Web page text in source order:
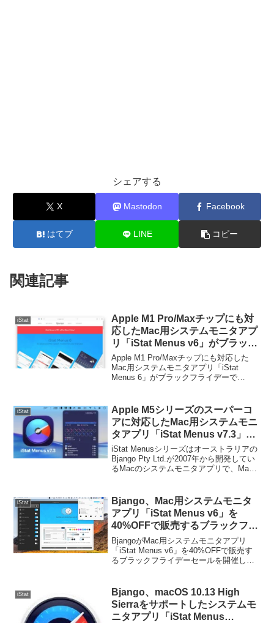
シェアする
X Mastodon Facebook
はてブ LINE コピー
関連記事
iStat
Apple M1 Pro/Maxチップにも対
応したMac用システムモニタアプ
リ「iStat Menus v6」がブラック
フライデーで75%OFFセール中。
Apple M1 Pro/Maxチップにも対応した
Mac用システムモニタアプリ「iStat
Menus 6」がブラックフライデーで
iStat
Apple M5シリーズのスーパーコ
アに対応したMac用システムモニ
タアプリ「iStat Menus v7.3」が
リリース。
iStat Menusシリーズはオーストラリアの
Bjango Pty Ltd.が2007年から開発してい
るMacのシステムモニタアプリで、Mac
が、このiStat Menusが最新の「iStat
Menus v7.3」でApple M5シリーズのスー
パーコアに対応しています。
iStat
Bjango、Mac用システムモニタ
アプリ「iStat Menus v6」を
40%OFFで販売するブラックフラ
イデーセールを開催。
BjangoがMac用システムモニタアプリ
「iStat Menus v6」を40%OFFで販売す
るブラックフライデーセールを開催して
iStat
Bjango、macOS 10.13 High
Sierraをサポートしたシステムモ
ニタアプリ「iStat Menus